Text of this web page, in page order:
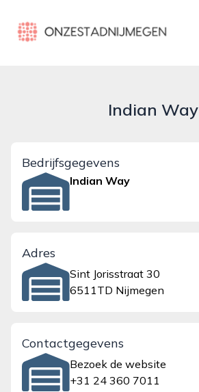
onzestadnijmegen.nl
Indian Way
Bedrijfsgegevens
Indian Way
Adres
Sint Jorisstraat 30
6511TD Nijmegen
Contactgegevens
Bezoek de website
+31 24 360 7011